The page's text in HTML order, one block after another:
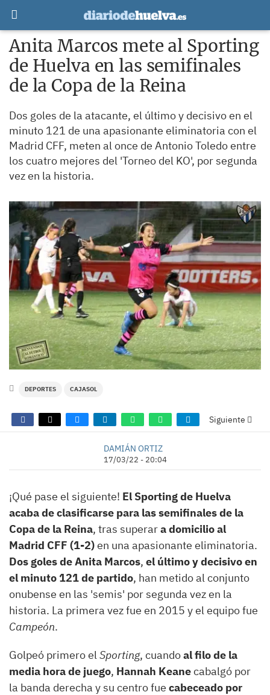
Anita Marcos mete al Sporting
de Huelva en las semifinales
de la Copa de la Reina
Dos goles de la atacante, el último y decisivo en el
minuto 121 de una apasionante eliminatoria con el
Madrid CFF, meten al once de Antonio Toledo entre
los cuatro mejores del 'Torneo del KO', por segunda
vez en la historia.
DEPORTES CAJASOL
Siguiente
DAMIÁN ORTIZ
17/03/22 - 20:04
¡Qué pase el siguiente! El Sporting de Huelva
acaba de clasificarse para las semifinales de la
Copa de la Reina, tras superara domicilio al
Madrid CFF (1-2)en una apasionante eliminatoria.
Dos goles de Anita Marcos, el último y decisivo en
el minuto 121 de partido, han metido al conjunto
onubense en las 'semis' por segunda vez en la
historia. La primera vez fue en 2015 y el equipo fue
Campeón.
Golpeó primero elSporting, cuandoal filo de la
media hora de juego, Hannah Keanecabalgó por
la banda derecha y su centro fue cabeceado por